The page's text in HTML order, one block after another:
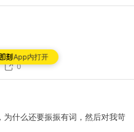
App内打开
0
为什么还要振振有词，然后对我苛